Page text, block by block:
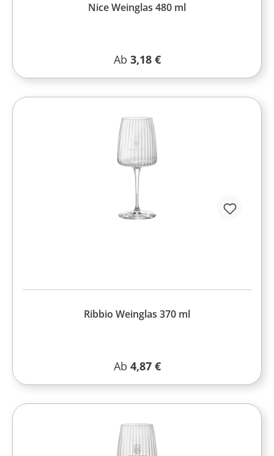
Nice Weinglas 480 ml
Regulärer Preis:
Ab 3,18 €
Ribbio Weinglas 370 ml
Regulärer Preis:
Ab 4,87 €